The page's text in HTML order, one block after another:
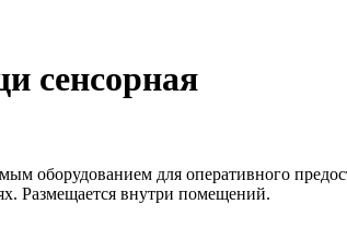
сенсорная
оборудованием для оперативного
Размещается внутри помещений.